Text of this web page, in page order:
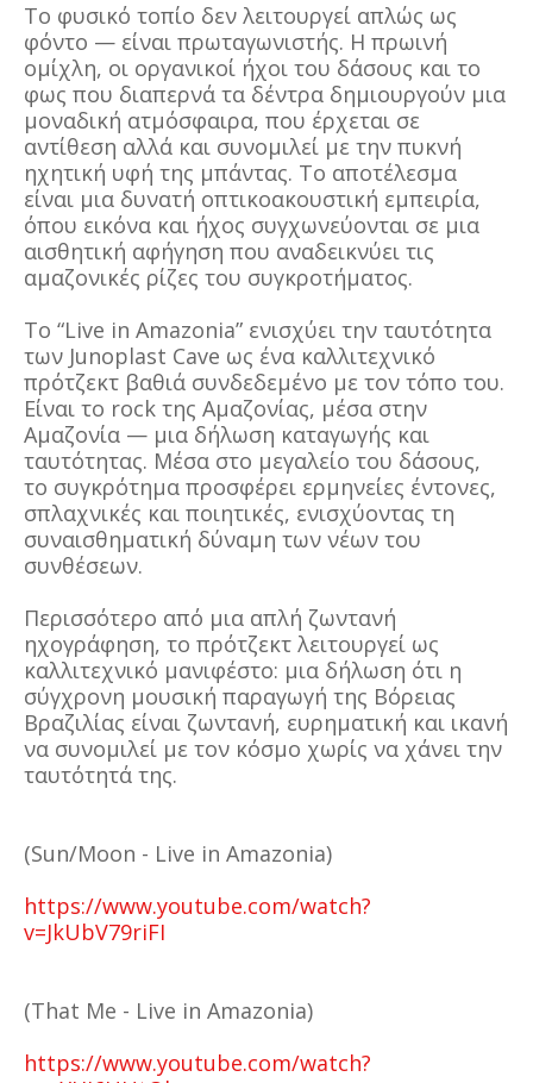
Το φυσικό τοπίο δεν λειτουργεί απλώς ως
φόντο — είναι πρωταγωνιστής. Η πρωινή
ομίχλη, οι οργανικοί ήχοι του δάσους και το
φως που διαπερνά τα δέντρα δημιουργούν μια
μοναδική ατμόσφαιρα, που έρχεται σε
αντίθεση αλλά και συνομιλεί με την πυκνή
ηχητική υφή της μπάντας. Το αποτέλεσμα
είναι μια δυνατή οπτικοακουστική εμπειρία,
όπου εικόνα και ήχος συγχωνεύονται σε μια
αισθητική αφήγηση που αναδεικνύει τις
αμαζονικές ρίζες του συγκροτήματος.
Το “Live in Amazonia” ενισχύει την ταυτότητα
των Junoplast Cave ως ένα καλλιτεχνικό
πρότζεκτ βαθιά συνδεδεμένο με τον τόπο του.
Είναι το rock της Αμαζονίας, μέσα στην
Αμαζονία — μια δήλωση καταγωγής και
ταυτότητας. Μέσα στο μεγαλείο του δάσους,
το συγκρότημα προσφέρει ερμηνείες έντονες,
σπλαχνικές και ποιητικές, ενισχύοντας τη
συναισθηματική δύναμη των νέων του
συνθέσεων.
Περισσότερο από μια απλή ζωντανή
ηχογράφηση, το πρότζεκτ λειτουργεί ως
καλλιτεχνικό μανιφέστο: μια δήλωση ότι η
σύγχρονη μουσική παραγωγή της Βόρειας
Βραζιλίας είναι ζωντανή, ευρηματική και ικανή
να συνομιλεί με τον κόσμο χωρίς να χάνει την
ταυτότητά της.
(Sun/Moon - Live in Amazonia)
https://www.youtube.com/watch?
v=JkUbV79riFI
(That Me - Live in Amazonia)
https://www.youtube.com/watch?